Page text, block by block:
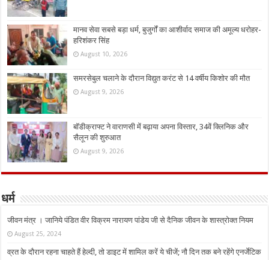
मानव सेवा सबसे बड़ा धर्म, बुजुर्गों का आशीर्वाद समाज की अमूल्य धरोहर-
हरिशंकर सिंह
August 10, 2026
समरसेबुल चलाने के दौरान विद्युत करंट से 14 वर्षीय किशोर की मौत
August 9, 2026
बॉडीक्राफ्ट ने वाराणसी में बढ़ाया अपना विस्तार, 34वें क्लिनिक और
सैलून की शुरुआत
August 9, 2026
धर्म
जीवन मंत्र । जानिये पंडित वीर विक्रम नारायण पांडेय जी से दैनिक जीवन के शास्त्रोक्त नियम
August 25, 2024
व्रत के दौरान रहना चाहते हैं हेल्दी, तो डाइट में शामिल करें ये चीजें; नौ दिन तक बने रहेंगे एनर्जेटिक